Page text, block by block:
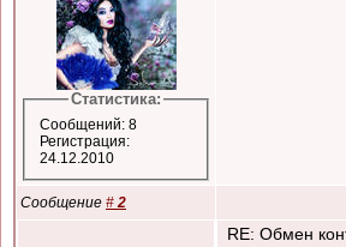
Статистика:
Сообщений: 8
Регистрация:
24.12.2010
Сообщение # 2
RE: Обмен